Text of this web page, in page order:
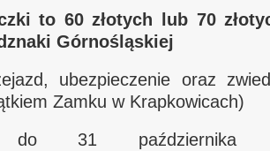
to 60 złotych lub 70
Górnośląskiej
ubezpieczenie oraz
Zamku w Krapkowicach)
do 31 października